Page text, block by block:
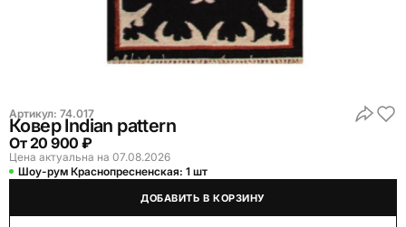
Артикул: 74.017
Ковер Indian pattern
От20 900 ₽
Цена актуальна на 07.08.2026
Шоу-рум Краснопресненская: 1 шт
ДОБАВИТЬ В КОРЗИНУ